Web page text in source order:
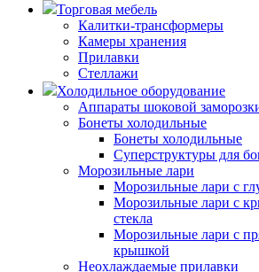
Торговая мебель
Калитки-трансформеры
Камеры хранения
Прилавки
Стеллажи
Холодильное оборудование
Аппараты шоковой
Бонеты холодильные
Бонеты холодильные
Суперструктуры для
Морозильные лари
Морозильные лари с
Морозильные лари с
стекла
Морозильные лари с
крышкой
Неохлаждаемые прилавки